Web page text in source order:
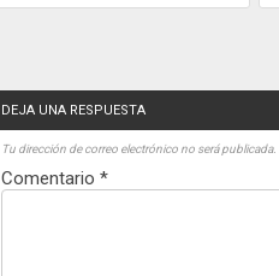
DEJA UNA RESPUESTA
Tu dirección de correo electrónico no será publicada.
Comentario *